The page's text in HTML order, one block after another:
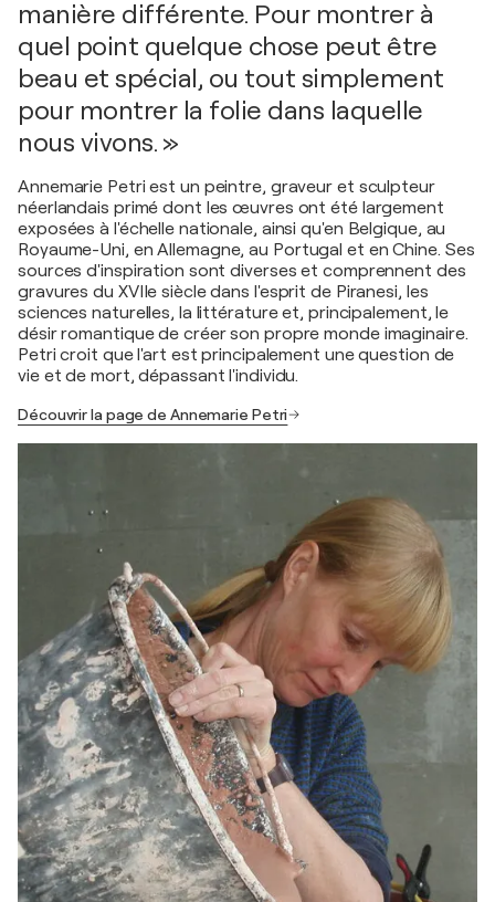
manière différente. Pour montrer à
quel point quelque chose peut être
beau et spécial, ou tout simplement
pour montrer la folie dans laquelle
nous vivons. »
Annemarie Petri est un peintre, graveur et sculpteur
néerlandais primé dont les œuvres ont été largement
exposées à l'échelle nationale, ainsi qu'en Belgique, au
Royaume-Uni, en Allemagne, au Portugal et en Chine. Ses
sources d'inspiration sont diverses et comprennent des
gravures du XVIIe siècle dans l'esprit de Piranesi, les
sciences naturelles, la littérature et, principalement, le
désir romantique de créer son propre monde imaginaire.
Petri croit que l'art est principalement une question de
vie et de mort, dépassant l'individu.
Découvrir la page de Annemarie Petri